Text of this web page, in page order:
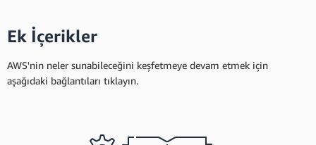
Ek İçerikler
AWS'nin neler sunabileceğini keşfetmeye devam etmek için
aşağıdaki bağlantıları tıklayın.